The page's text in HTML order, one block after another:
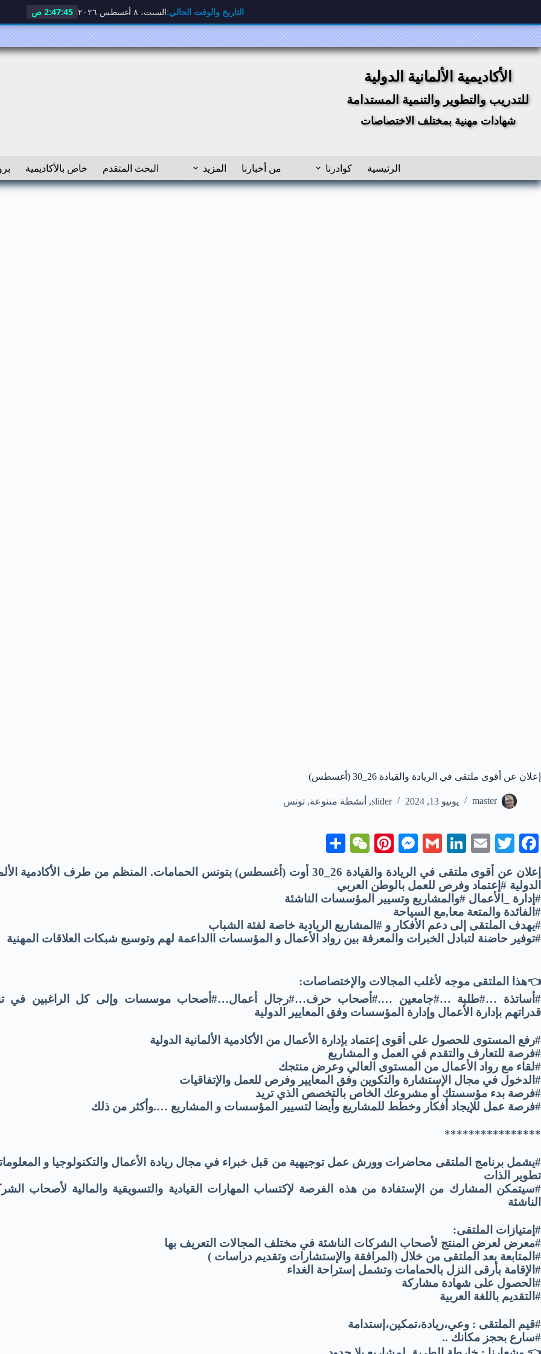
التاريخ والوقت الحالي:السبت، ٨ أغسطس ٢٠٢٦ 2:47:46 ص
التجاوز
إلى
المحتوى
الأكاديمية الألمانية الدولية
للتدريب والتطوير والتنمية المستدامة
شهادات مهنية بمختلف الاختصاصات
الرئيسية كوادرنا من أخبارنا المزيد البحث المتقدم خاص بالأكاديمية
إعلان عن أقوى ملتقى في الريادة والقيادة 26_30 (أغسطس)
master يونيو 13, 2024 slider
, أنشطة متنوعة, تونس
Fa
bo
ok
T
wi
tte
r
E
m
ail
Li
nk
ed
In
G
m
ail
M
es
se
ng
er
Pi
nt
er
es
t
W
C
ha
t
ha
reإعلان عن أقوى ملتقى في الريادة والقيادة 26_30 أوت (أغسطس) بتونس الحمامات. المنظم من طرف الأكادمية
الدولية #إعتماد وفرص للعمل بالوطن العربي
#إدارة _الأعمال #والمشاريع وتسيير المؤسسات الناشئة
#الفائدة والمتعة معا,مع السياحة
#يهدف الملتقى إلى دعم الأفكار و #المشاريع الريادية خاصة لفئة الشباب
#توفير حاضنة لتبادل الخبرات والمعرفة بين رواد الأعمال و المؤسسات االداعمة لهم وتوسيع شبكات العلاقات المهنية
👈هذا الملتقى موجه لأغلب المجالات والإختصاصات:
#أساتذة …#طلبة …#جامعين ….#أصحاب حرف…#رجال أعمال…#أصحاب موسسات وإلى كل الراغبين في
قدراتهم بإدارة الأعمال وإدارة المؤسسات وفق المعايير الدولية
#رفع المستوى للحصول على أقوى إعتماد بإدارة الأعمال من الأكادمية الألمانية الدولية
#فرصة للتعارف والتقدم في العمل و المشاريع
#لقاء مع رواد الأعمال من المستوى العالي وعرض منتجك
#الدخول في مجال الإستشارة والتكوين وفق المعايير وفرص للعمل والإتفاقيات
#فرصة بدء مؤسستك أو مشروعك الخاص بالتخصص الذي تريد
#فرصة عمل للإيجاد أفكار وخطط للمشاريع وأيضا لتسيير المؤسسات و المشاريع ….وأكثر من ذلك
****************
#يشمل برنامج الملتقى محاضرات وورش عمل توجيهية من قبل خبراء في مجال ريادة الأعمال والتكنولوجيا و
تطوير الذات
#سيتمكن المشارك من الإستفادة من هذه الفرصة لإكتساب المهارات القيادية والتسويقية والمالية لأصحاب
الناشئة
#إمتيازات الملتقى:
#معرض لعرض المنتج لأصحاب الشركات الناشئة في مختلف المجالات التعريف بها
#المتابعة بعد الملتقى من خلال (المرافقة والإستشارات وتقديم دراسات )
#الإقامة بأرقى النزل بالحمامات وتشمل إستراحة الغداء
#الحصول على شهادة مشاركة
#التقديم باللغة العربية
#قيم الملتقى : وعي،ريادة،تمكين،إستدامة
#سارع بحجز مكانك ..